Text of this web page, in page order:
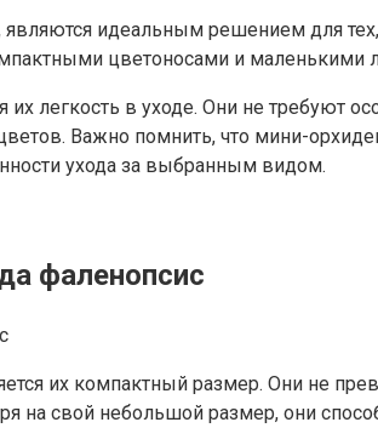
идеальным решением для
цветоносами и маленькими
легкость в уходе. Они не требуют
Важно помнить, что мини-
ухода за выбранным видом.
фаленопсис
их компактный размер. Они не
на свой небольшой размер, они